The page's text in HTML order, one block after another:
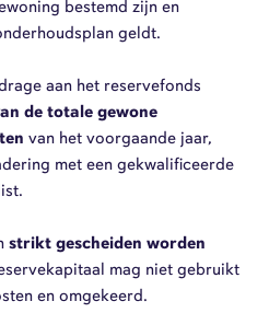
bestemd zijn en
geldt.
aan het reservefonds
de totale gewone
van het voorgaande jaar,
met een gekwalificeerde
strikt gescheiden worden
mag niet gebruikt
en omgekeerd.